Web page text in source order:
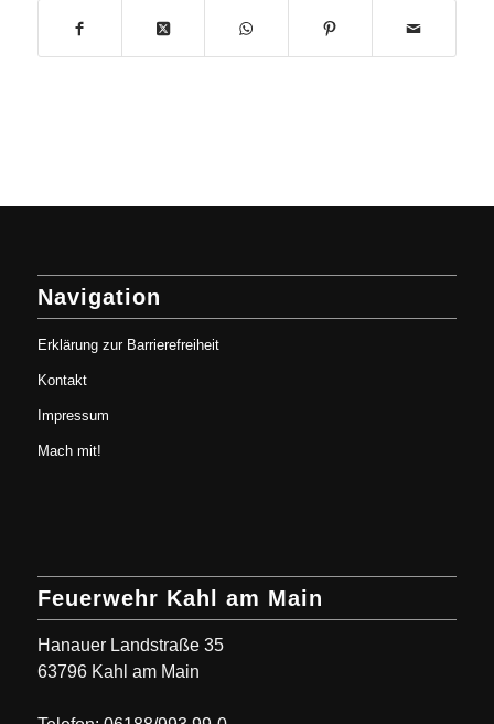
Navigation
Erklärung zur Barrierefreiheit
Kontakt
Impressum
Mach mit!
Feuerwehr Kahl am Main
Hanauer Landstraße 35
63796 Kahl am Main